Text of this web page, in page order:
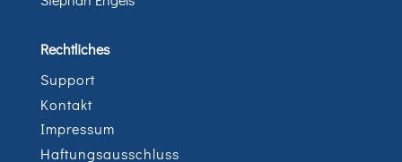
Rechtliches
Support
Kontakt
Impressum
Haftungsausschluss